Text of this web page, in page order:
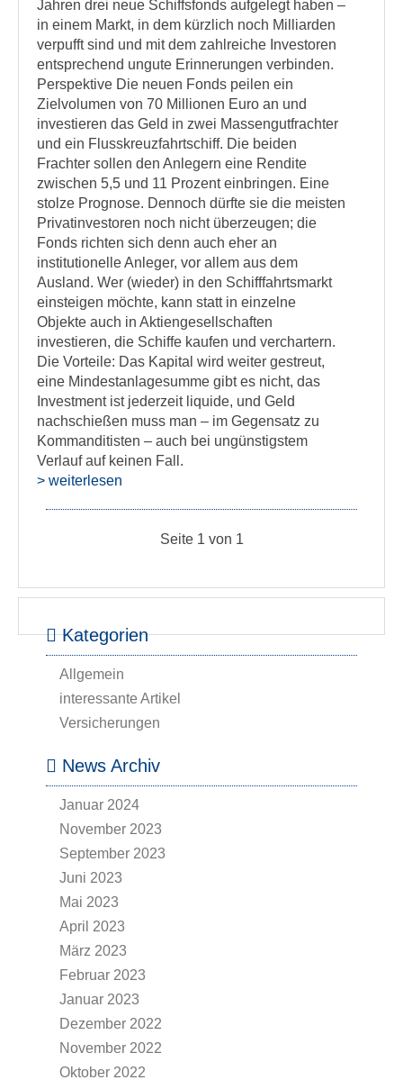
Jahren drei neue Schiffsfonds aufgelegt haben –
in einem Markt, in dem kürzlich noch Milliarden
verpufft sind und mit dem zahlreiche Investoren
entsprechend ungute Erinnerungen verbinden.
Perspektive Die neuen Fonds peilen ein
Zielvolumen von 70 Millionen Euro an und
investieren das Geld in zwei Massengutfrachter
und ein Flusskreuzfahrtschiff. Die beiden
Frachter sollen den Anlegern eine Rendite
zwischen 5,5 und 11 Prozent einbringen. Eine
stolze Prognose. Dennoch dürfte sie die meisten
Privatinvestoren noch nicht überzeugen; die
Fonds richten sich denn auch eher an
institutionelle Anleger, vor allem aus dem
Ausland. Wer (wieder) in den Schifffahrtsmarkt
einsteigen möchte, kann statt in einzelne
Objekte auch in Aktiengesellschaften
investieren, die Schiffe kaufen und verchartern.
Die Vorteile: Das Kapital wird weiter gestreut,
eine Mindestanlagesumme gibt es nicht, das
Investment ist jederzeit liquide, und Geld
nachschießen muss man – im Gegensatz zu
Kommanditisten – auch bei ungünstigstem
Verlauf auf keinen Fall.
> weiterlesen
Seite 1 von 1
Kategorien
Allgemein
interessante Artikel
Versicherungen
News Archiv
Januar 2024
November 2023
September 2023
Juni 2023
Mai 2023
April 2023
März 2023
Februar 2023
Januar 2023
Dezember 2022
November 2022
Oktober 2022